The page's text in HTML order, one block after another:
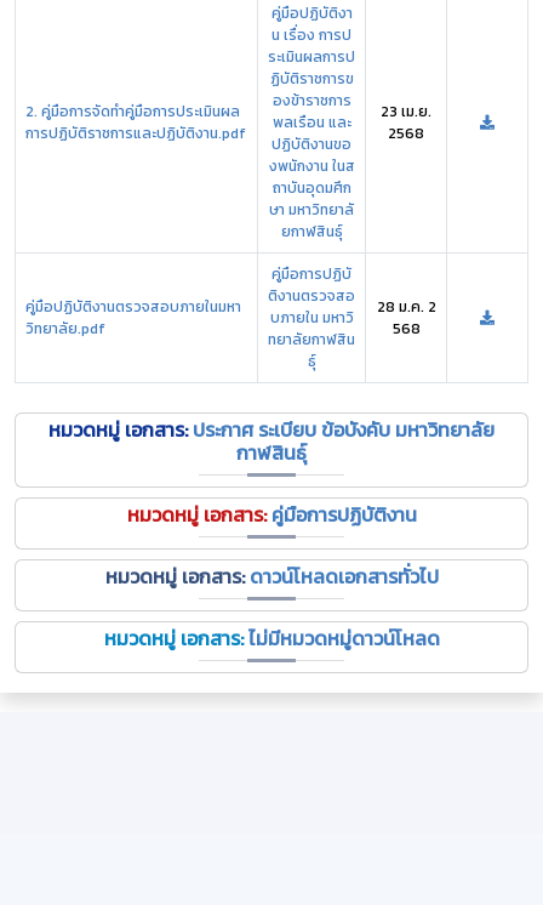
2. คู่มือการจัดทำคู่มือการประเมินผล
การปฏิบัติราชการและปฏิบัติงาน.pdf
คู่มือปฏิบัติงา
น เรื่อง การป
ระเมินผลการป
ฏิบัติราชการข
องข้าราชการ
พลเรือน และ
ปฏิบัติงานขอ
งพนักงาน ในส
ถาบันอุดมศึก
ษา มหาวิทยาลั
ยกาฬสินธุ์
23 เม.ย.
2568
คู่มือปฏิบัติงานตรวจสอบภายในมหา
วิทยาลัย.pdf
คู่มือการปฏิบั
ติงานตรวจสอ
บภายใน มหาวิ
ทยาลัยกาฬสิน
ธุ์
28 ม.ค. 2
568
หมวดหมู่ เอกสาร:ประกาศ ระเบียบ ข้อบังคับ มหาวิทยาลัย
กาฬสินธุ์
หมวดหมู่ เอกสาร:คู่มือการปฏิบัติงาน
หมวดหมู่ เอกสาร:ดาวน์โหลดเอกสารทั่วไป
หมวดหมู่ เอกสาร:ไม่มีหมวดหมู่ดาวน์โหลด